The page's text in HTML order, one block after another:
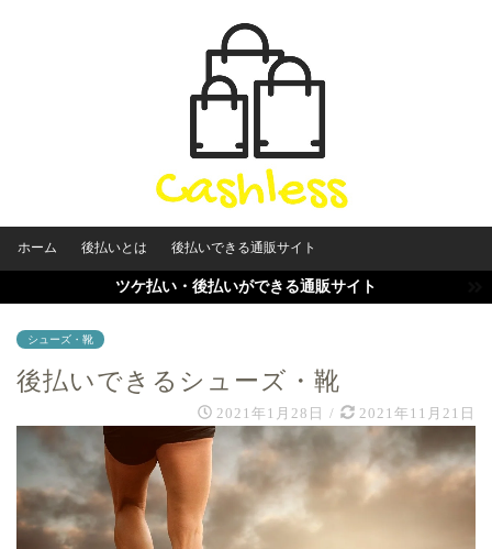
ホーム 後払いとは 後払いできる通販サイト
ツケ払い・後払いができる通販サイト
シューズ・靴
後払いできるシューズ・靴
2021年1月28日 / 2021年11月21日